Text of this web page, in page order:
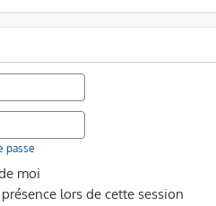
passe
moi
lors de cette session